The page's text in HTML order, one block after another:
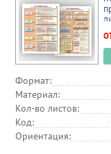
Формат:
Материал:
Кол-во листов:
Код:
Ориентация: